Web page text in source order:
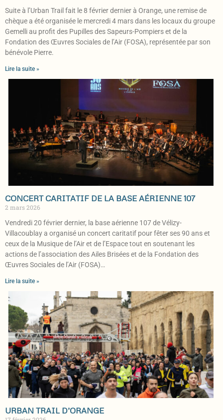
Suite à l’Urban Trail fait le 8 février dernier à Orange, une remise de
chèque a été organisée le mercredi 4 mars dans les locaux du groupe
Gemelli au profit des Pupilles des Sapeurs-Pompiers et de la
Fondation des Œuvres Sociales de l’Air (FOSA), représentée par son
bénévole Pierre.
Lire la suite »
CONCERT CARITATIF DE LA BASE AÉRIENNE 107
2 mars 2026
Vendredi 20 février dernier, la base aérienne 107 de Vélizy-
Villacoublay a organisé un concert caritatif pour fêter ses 90 ans et
ceux de la Musique de l’Air et de l’Espace tout en soutenant les
actions de l’association des Ailes Brisées et de la Fondation des
Œuvres Sociales de l’Air (FOSA)…
Lire la suite »
URBAN TRAIL D’ORANGE